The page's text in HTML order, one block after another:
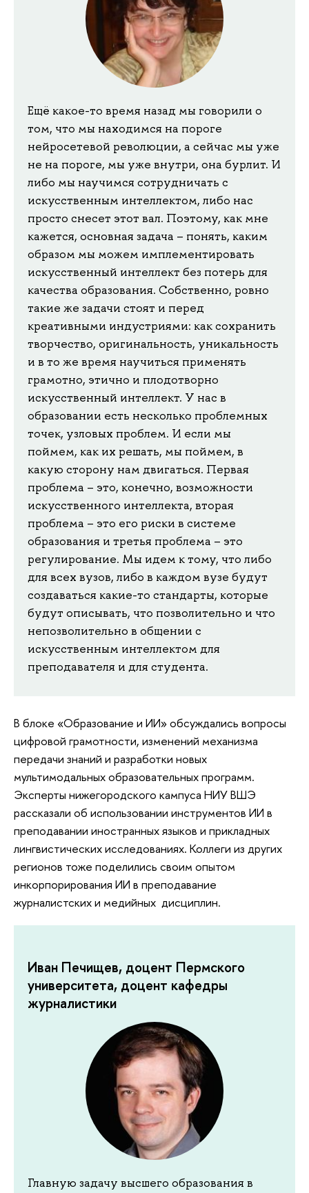
Ещё какое-то время назад мы говорили о
том, что мы находимся на пороге
нейросетевой революции, а сейчас мы уже
не на пороге, мы уже внутри, она бурлит. И
либо мы научимся сотрудничать с
искусственным интеллектом, либо нас
просто снесет этот вал. Поэтому, как мне
кажется, основная задача – понять, каким
образом мы можем имплементировать
искусственный интеллект без потерь для
качества образования. Собственно, ровно
такие же задачи стоят и перед
креативными индустриями: как сохранить
творчество, оригинальность, уникальность
и в то же время научиться применять
грамотно, этично и плодотворно
искусственный интеллект. У нас в
образовании есть несколько проблемных
точек, узловых проблем. И если мы
поймем, как их решать, мы поймем, в
какую сторону нам двигаться. Первая
проблема – это, конечно, возможности
искусственного интеллекта, вторая
проблема – это его риски в системе
образования и третья проблема – это
регулирование. Мы идем к тому, что либо
для всех вузов, либо в каждом вузе будут
создаваться какие-то стандарты, которые
будут описывать, что позволительно и что
непозволительно в общении с
искусственным интеллектом для
преподавателя и для студента.
В блоке «Образование и ИИ» обсуждались вопросы
цифровой грамотности, изменений механизма
передачи знаний и разработки новых
мультимодальных образовательных программ.
Эксперты нижегородского кампуса НИУ ВШЭ
рассказали об использовании инструментов ИИ в
преподавании иностранных языков и прикладных
лингвистических исследованиях. Коллеги из других
регионов тоже поделились своим опытом
инкорпорирования ИИ в преподавание
журналистских и медийных дисциплин.
Иван Печищев, доцент Пермского
университета, доцент кафедры
журналистики
Главную задачу высшего образования в